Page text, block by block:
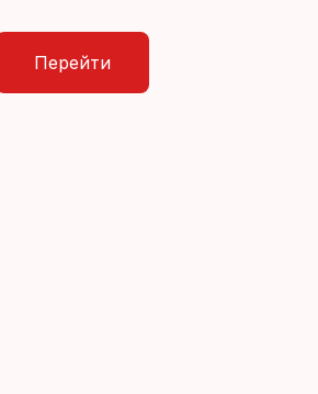
Перейти